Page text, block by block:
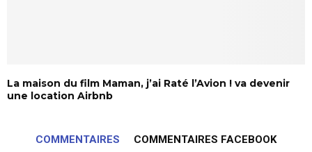
La maison du film Maman, j’ai Raté l’Avion ! va devenir
une location Airbnb
COMMENTAIRES COMMENTAIRES FACEBOOK